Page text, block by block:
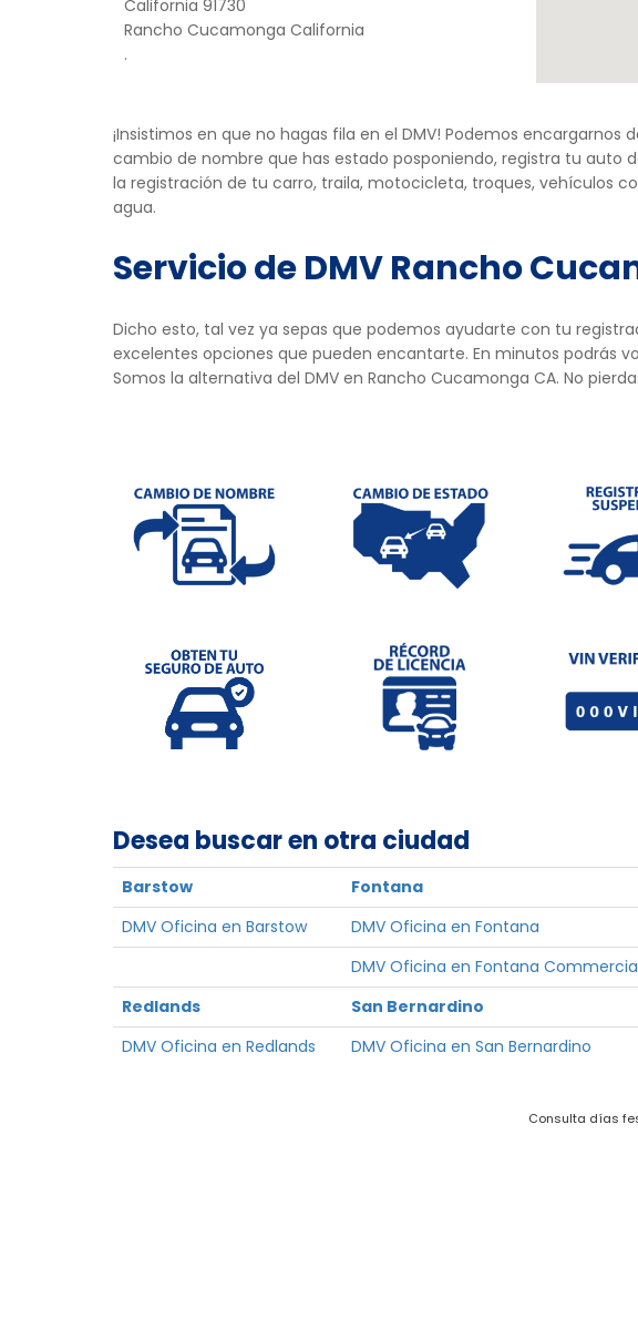
California 91730
Rancho Cucamonga California
.
Direcciones
¡Insistimos en que no hagas fila en el DMV! Podemos
cambio de nombre que has estado posponiendo, registra tu auto
la registración de tu carro, traila, motocicleta, troques, vehículos
agua.
Servicio de DMV Rancho
Dicho esto, tal vez ya sepas que podemos ayudarte con tu
excelentes opciones que pueden encantarte. En minutos podrás
Somos la alternativa del DMV en Rancho Cucamonga CA. No
Desea buscar en otra ciudad
Barstow Fontana
DMV Oficina en Barstow
DMV Oficina en Fontana
DMV Oficina en Fontana
Redlands
San Bernardino
DMV Oficina en Redlands
DMV Oficina en San Bernardino
Consulta días